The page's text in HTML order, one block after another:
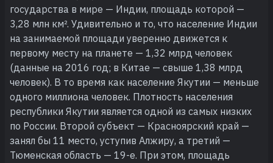
государства в мире — Индии, площадь которой —
3,28 млн км². Удивительно и то, что население Индии
на занимаемой площади уверенно движется к
первому месту на планете — 1,32 млрд человек
(данные на 2016 год; в Китае — свыше 1,38 млрд
человек). В то время как население Якутии — меньше
одного миллиона человек. Плотность населения
республики Якутии является одной из самых низких
по России. Второй субъект — Красноярский край —
занял бы 11 место, уступив Алжиру, а третий —
Тюменская область — 19-е. При этом, площадь